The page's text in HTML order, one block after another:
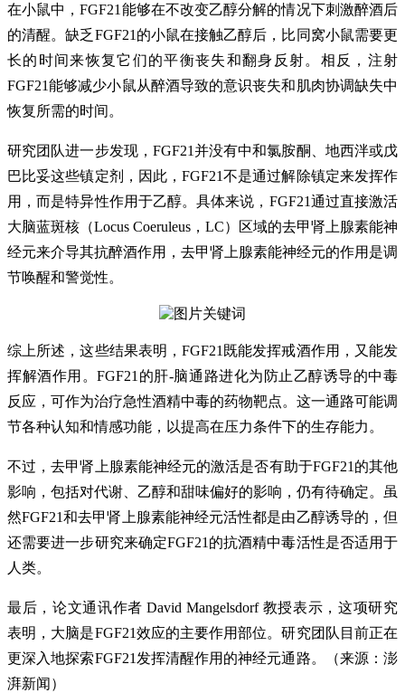
在小鼠中，FGF21能够在不改变乙醇分解的情况下刺激醉酒后
的清醒。缺乏FGF21的小鼠在接触乙醇后，比同窝小鼠需要更
长的时间来恢复它们的平衡丧失和翻身反射。相反，注射
FGF21能够减少小鼠从醉酒导致的意识丧失和肌肉协调缺失中
恢复所需的时间。
研究团队进一步发现，FGF21并没有中和氯胺酮、地西泮或戊
巴比妥这些镇定剂，因此，FGF21不是通过解除镇定来发挥作
用，而是特异性作用于乙醇。具体来说，FGF21通过直接激活
大脑蓝斑核（Locus Coeruleus，LC）区域的去甲肾上腺素能神
经元来介导其抗醉酒作用，去甲肾上腺素能神经元的作用是调
节唤醒和警觉性。
综上所述，这些结果表明，FGF21既能发挥戒酒作用，又能发
挥解酒作用。FGF21的肝-脑通路进化为防止乙醇诱导的中毒
反应，可作为治疗急性酒精中毒的药物靶点。这一通路可能调
节各种认知和情感功能，以提高在压力条件下的生存能力。
不过，去甲肾上腺素能神经元的激活是否有助于FGF21的其他
影响，包括对代谢、乙醇和甜味偏好的影响，仍有待确定。虽
然FGF21和去甲肾上腺素能神经元活性都是由乙醇诱导的，但
还需要进一步研究来确定FGF21的抗酒精中毒活性是否适用于
人类。
最后，论文通讯作者 David Mangelsdorf 教授表示，这项研究
表明，大脑是FGF21效应的主要作用部位。研究团队目前正在
更深入地探索FGF21发挥清醒作用的神经元通路。
（来源：澎
湃新闻）